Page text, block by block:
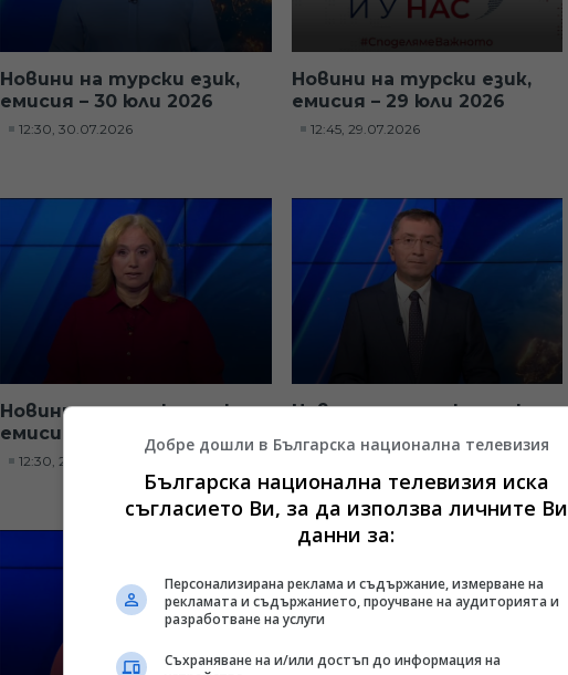
Новини на турски език,
емисия – 30 юли 2026
12:30, 30.07.2026
Новини на турски език,
емисия – 29 юли 2026
12:45, 29.07.2026
Новини на турски език,
емисия – 27 юли 2026
12:30, 27.07.2026
Новини на турски език,
Добре дошли в Българска национална телевизия
Българска национална телевизия иска
съгласието Ви, за да използва личните Ви
данни за:
Персонализирана реклама и съдържание, измерване на
рекламата и съдържанието, проучване на аудиторията и
разработване на услуги
Съхраняване на и/или достъп до информация на